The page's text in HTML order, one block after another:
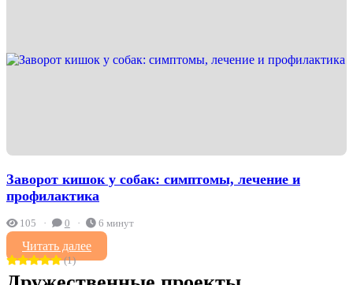
Заворот кишок у собак: симптомы, лечение и
профилактика
105 0 6 минут
Читать далее
(1)